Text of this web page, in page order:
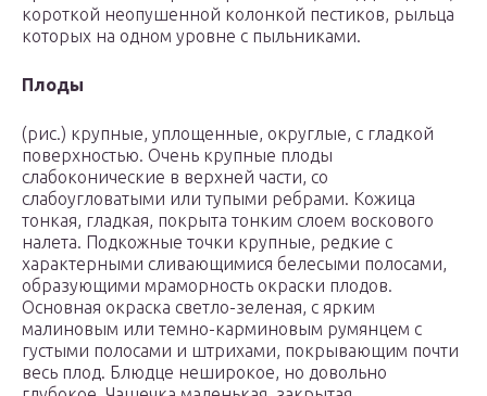
короткой неопушенной колонкой пестиков, рыльца
которых на одном уровне с пыльниками.
Плоды
(рис.) крупные, уплощенные, округлые, с гладкой
поверхностью. Очень крупные плоды
слабоконические в верхней части, со
слабоугловатыми или тупыми ребрами. Кожица
тонкая, гладкая, покрыта тонким слоем воскового
налета. Подкожные точки крупные, редкие с
характерными сливающимися белесыми полосами,
образующими мраморность окраски плодов.
Основная окраска светло-зеленая, с ярким
малиновым или темно-карминовым румянцем с
густыми полосами и штрихами, покрывающим почти
весь плод. Блюдце неширокое, но довольно